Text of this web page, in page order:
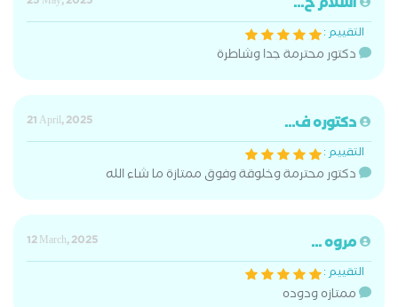
التقييم :
دكتور محترمة جدا وشاطرة
دكتوره ف...
21 April, 2025
التقييم :
دكتور محترمة وخلوقة وفوق ممتازة ما شاء الله
مروه ...
12 March, 2025
التقييم :
ممتازه ودوده